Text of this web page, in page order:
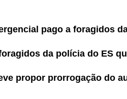
pago a foragidos
da polícia do ES
propor prorrogação do